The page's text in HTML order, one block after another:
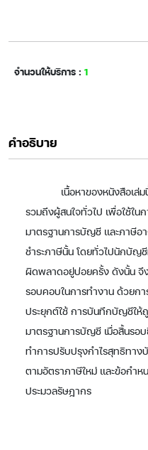
จำนวนให้บริการ : 1
คำอธิบาย
เนื้อหาของหนังสือเล่
รวมถึงผู้สนใจทั่วไป เพื่อใช้ใ
มาตรฐานการบัญชี และภาษีอ
ชำระภาษีนั้น โดยทั่วไปนักบัญ
ผิดพลาดอยู่บ่อยครั้ง ดังนั้น จึ
รอบคอบในการทำงาน ด้วยก
ประยุกต์ใช้ การบันทึกบัญชีใ
มาตรฐานการบัญชี เมื่อสิ้นรอ
ทำการปรับปรุงกำไรสุทธิทาง
ตามอัตราภาษีใหม่ และข้อกำ
ประมวลรัษฎากร